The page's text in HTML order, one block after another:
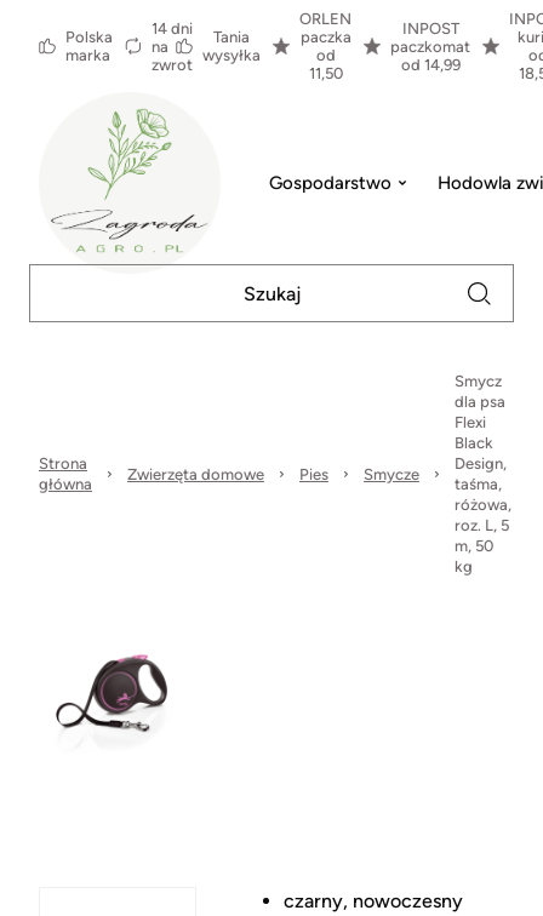
Polska
marka
14 dni
na
zwrot
Tania
wysyłka
ORLEN
paczka
od
11,50
INPOST
paczkomat
od 14,99
Gospodarstwo Hodowla
Strona
główna
Zwierzęta domowe Pies Smycze
Smycz
dla psa
Flexi
Black
Design,
taśma,
różowa,
roz. L, 5
m, 50
kg
czarny, nowoczesny